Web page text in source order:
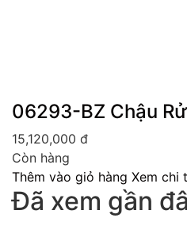
06293-BZ Chậu
15,120,000 đ
Còn hàng
Thêm vào giỏ hàng Xem chi
Đã xem gần